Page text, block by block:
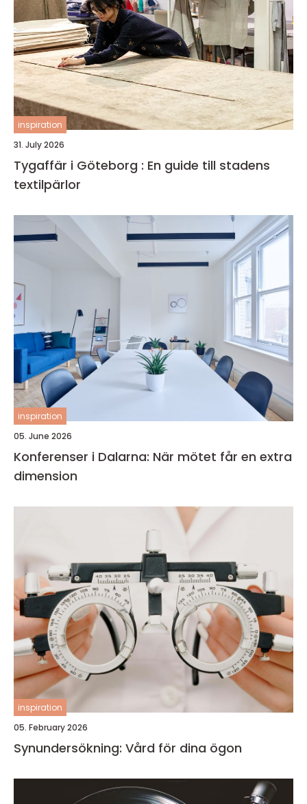
inspiration
31. July 2026
Tygaffär i Göteborg : En guide till stadens
textilpärlor
inspiration
05. June 2026
Konferenser i Dalarna: När mötet får en extra
dimension
inspiration
05. February 2026
Synundersökning: Vård för dina ögon